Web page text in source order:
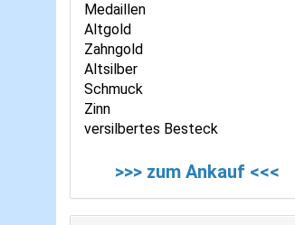
Medaillen
Altgold
Zahngold
Altsilber
Schmuck
Zinn
versilbertes Besteck
>>> zum Ankauf <<<